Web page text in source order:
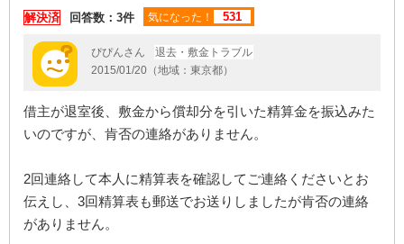
解決済 回答数：3件 気になった！ 531
ぴぴんさん
退去・敷金トラブル
2015/01/20（地域：東京都）
借主が退室後、敷金から償却分を引いた精算金を振込みた
いのですが、肯否の連絡がありません。
2回連絡して本人に精算表を確認してご連絡くださいとお
伝えし、3回精算表も郵送でお送りしましたが肯否の連絡
がありません。